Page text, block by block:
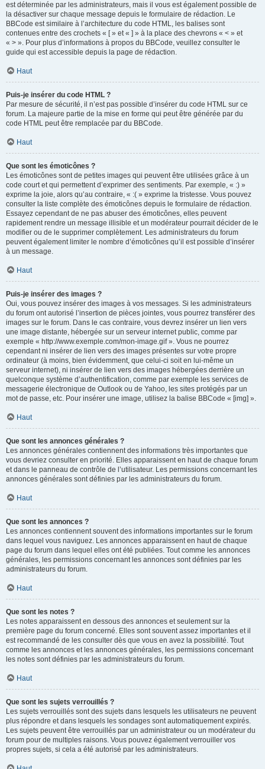
est déterminée par les administrateurs, mais il vous est également possible de
la désactiver sur chaque message depuis le formulaire de rédaction. Le
BBCode est similaire à l’architecture du code HTML, les balises sont
contenues entre des crochets « [ » et « ] » à la place des chevrons « < » et
« > ». Pour plus d’informations à propos du BBCode, veuillez consulter le
guide qui est accessible depuis la page de rédaction.
Haut
Puis-je insérer du code HTML ?
Par mesure de sécurité, il n’est pas possible d’insérer du code HTML sur ce
forum. La majeure partie de la mise en forme qui peut être générée par du
code HTML peut être remplacée par du BBCode.
Haut
Que sont les émoticônes ?
Les émoticônes sont de petites images qui peuvent être utilisées grâce à un
code court et qui permettent d’exprimer des sentiments. Par exemple, « :) »
exprime la joie, alors qu’au contraire, « :( » exprime la tristesse. Vous pouvez
consulter la liste complète des émoticônes depuis le formulaire de rédaction.
Essayez cependant de ne pas abuser des émoticônes, elles peuvent
rapidement rendre un message illisible et un modérateur pourrait décider de le
modifier ou de le supprimer complètement. Les administrateurs du forum
peuvent également limiter le nombre d’émoticônes qu’il est possible d’insérer
à un message.
Haut
Puis-je insérer des images ?
Oui, vous pouvez insérer des images à vos messages. Si les administrateurs
du forum ont autorisé l’insertion de pièces jointes, vous pourrez transférer des
images sur le forum. Dans le cas contraire, vous devrez insérer un lien vers
une image distante, hébergée sur un serveur internet public, comme par
exemple « http://www.exemple.com/mon-image.gif ». Vous ne pourrez
cependant ni insérer de lien vers des images présentes sur votre propre
ordinateur (à moins, bien évidemment, que celui-ci soit en lui-même un
serveur internet), ni insérer de lien vers des images hébergées derrière un
quelconque système d’authentification, comme par exemple les services de
messagerie électronique de Outlook ou de Yahoo, les sites protégés par un
mot de passe, etc. Pour insérer une image, utilisez la balise BBCode « [img] ».
Haut
Que sont les annonces générales ?
Les annonces générales contiennent des informations très importantes que
vous devriez consulter en priorité. Elles apparaissent en haut de chaque forum
et dans le panneau de contrôle de l’utilisateur. Les permissions concernant les
annonces générales sont définies par les administrateurs du forum.
Haut
Que sont les annonces ?
Les annonces contiennent souvent des informations importantes sur le forum
dans lequel vous naviguez. Les annonces apparaissent en haut de chaque
page du forum dans lequel elles ont été publiées. Tout comme les annonces
générales, les permissions concernant les annonces sont définies par les
administrateurs du forum.
Haut
Que sont les notes ?
Les notes apparaissent en dessous des annonces et seulement sur la
première page du forum concerné. Elles sont souvent assez importantes et il
est recommandé de les consulter dès que vous en avez la possibilité. Tout
comme les annonces et les annonces générales, les permissions concernant
les notes sont définies par les administrateurs du forum.
Haut
Que sont les sujets verrouillés ?
Les sujets verrouillés sont des sujets dans lesquels les utilisateurs ne peuvent
plus répondre et dans lesquels les sondages sont automatiquement expirés.
Les sujets peuvent être verrouillés par un administrateur ou un modérateur du
forum pour de multiples raisons. Vous pouvez également verrouiller vos
propres sujets, si cela a été autorisé par les administrateurs.